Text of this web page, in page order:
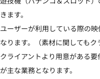
きます。
ユーザーが利用している際の
なります。（素材に関してもク
クライアントより用意がある
が主な業務となります。